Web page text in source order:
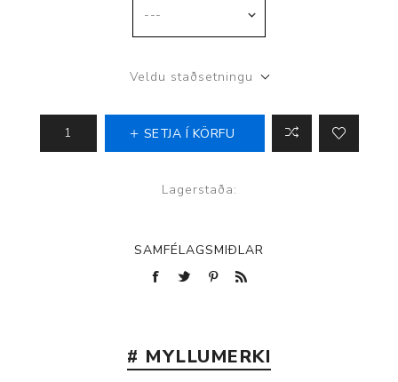
Veldu staðsetningu
SETJA Í KÖRFU
Lagerstaða:
SAMFÉLAGSMIÐLAR
# MYLLUMERKI